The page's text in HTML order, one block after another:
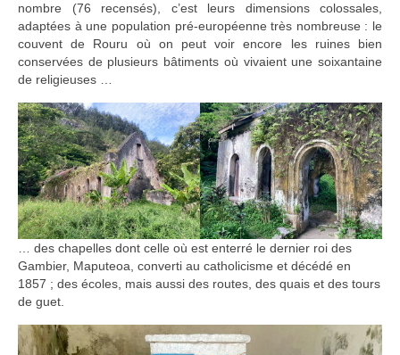
nombre (76 recensés), c’est leurs dimensions colossales,
adaptées à une population pré-européenne très nombreuse : le
couvent de Rouru où on peut voir encore les ruines bien
conservées de plusieurs bâtiments où vivaient une soixantaine
de religieuses …
… des chapelles dont celle où est enterré le dernier roi des
Gambier, Maputeoa, converti au catholicisme et décédé en
1857 ; des écoles, mais aussi des routes, des quais et des tours
de guet.